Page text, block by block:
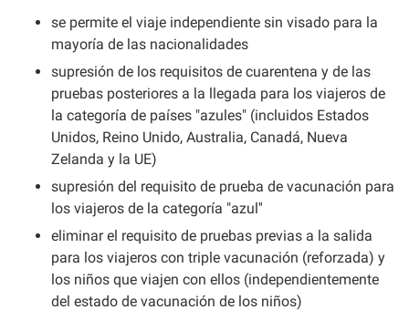
se permite el viaje independiente sin visado para la
mayoría de las nacionalidades
supresión de los requisitos de cuarentena y de las
pruebas posteriores a la llegada para los viajeros de
la categoría de países "azules" (incluidos Estados
Unidos, Reino Unido, Australia, Canadá, Nueva
Zelanda y la UE)
supresión del requisito de prueba de vacunación para
los viajeros de la categoría "azul''
eliminar el requisito de pruebas previas a la salida
para los viajeros con triple vacunación (reforzada) y
los niños que viajen con ellos (independientemente
del estado de vacunación de los niños)